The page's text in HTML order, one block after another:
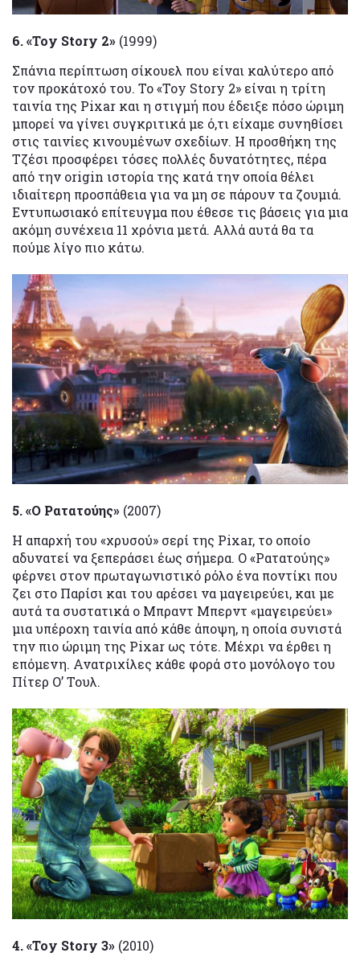
6. «Toy Story 2» (1999)
Σπάνια περίπτωση σίκουελ που είναι καλύτερο από
τον προκάτοχό του. Το «Toy Story 2» είναι η τρίτη
ταινία της Pixar και η στιγμή που έδειξε πόσο ώριμη
μπορεί να γίνει συγκριτικά με ό,τι είχαμε συνηθίσει
στις ταινίες κινουμένων σχεδίων. Η προσθήκη της
Τζέσι προσφέρει τόσες πολλές δυνατότητες, πέρα
από την origin ιστορία της κατά την οποία θέλει
ιδιαίτερη προσπάθεια για να μη σε πάρουν τα ζουμιά.
Εντυπωσιακό επίτευγμα που έθεσε τις βάσεις για μια
ακόμη συνέχεια 11 χρόνια μετά. Αλλά αυτά θα τα
πούμε λίγο πιο κάτω.
5. «Ο Ρατατούης» (2007)
Η απαρχή του «χρυσού» σερί της Pixar, το οποίο
αδυνατεί να ξεπεράσει έως σήμερα. Ο «Ρατατούης»
φέρνει στον πρωταγωνιστικό ρόλο ένα ποντίκι που
ζει στο Παρίσι και του αρέσει να μαγειρεύει, και με
αυτά τα συστατικά ο Μπραντ Μπερντ «μαγειρεύει»
μια υπέροχη ταινία από κάθε άποψη, η οποία συνιστά
την πιο ώριμη της Pixar ως τότε. Μέχρι να έρθει η
επόμενη. Ανατριχίλες κάθε φορά στο μονόλογο του
Πίτερ Ο’ Τουλ.
4. «Toy Story 3» (2010)